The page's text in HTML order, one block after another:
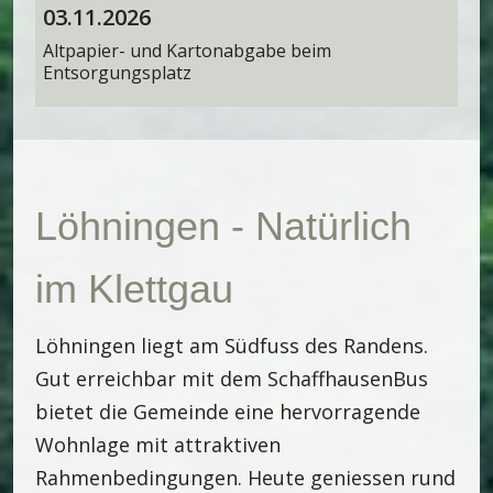
03.11.2026
Altpapier- und Kartonabgabe beim
Entsorgungsplatz
Löhningen - Natürlich
im Klettgau
Löhningen liegt am Südfuss des Randens.
Gut erreichbar mit dem SchaffhausenBus
bietet die Gemeinde eine hervorragende
Wohnlage mit attraktiven
Rahmenbedingungen. Heute geniessen rund